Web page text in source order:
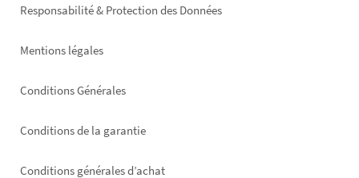
Responsabilité & Protection des Données
Mentions légales
Conditions Générales
Conditions de la garantie
Conditions générales d’achat